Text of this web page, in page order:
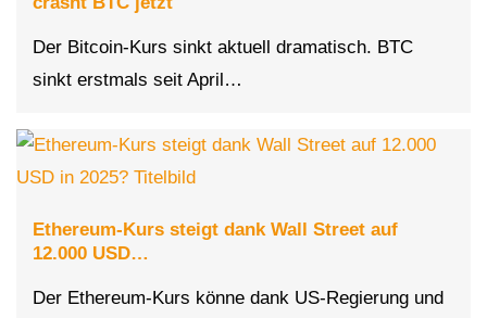
Der Bitcoin-Kurs sinkt aktuell dramatisch. BTC
sinkt erstmals seit April…
Ethereum-Kurs steigt dank Wall Street auf
12.000 USD…
Der Ethereum-Kurs könne dank US-Regierung und